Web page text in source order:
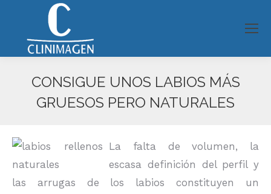
CONSIGUE UNOS LABIOS MÁS
GRUESOS PERO NATURALES
La falta de volumen, la
escasa definición del perfil y
las arrugas de los labios constituyen un